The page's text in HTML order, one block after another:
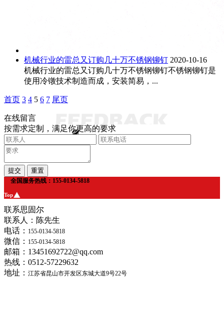
机械行业的雷总又订购几十万不锈钢铆钉 2020-10-16
机械行业的雷总又订购几十万不锈钢铆钉不锈钢铆钉是
使用冷镦技术制造而成，安装简易，...
首页 3 4 5 6 7 尾页
在线留言
按需求定制，满足你更高的要求
全国服务热线：155-0134-5818
Top
联系思固尔
联系人：陈先生
电话： 155-0134-5818
微信： 155-0134-5818
邮箱：13451692722@qq.com
热线：0512-57229632
地址： 江苏省昆山市开发区东城大道9号22号